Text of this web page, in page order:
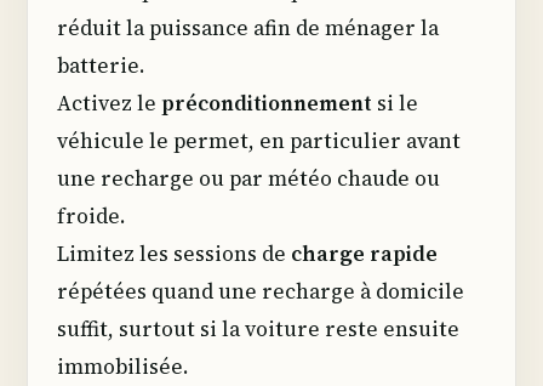
réduit la puissance afin de ménager la
batterie.
Activez le préconditionnement si le
véhicule le permet, en particulier avant
une recharge ou par météo chaude ou
froide.
Limitez les sessions de charge rapide
répétées quand une recharge à domicile
suffit, surtout si la voiture reste ensuite
immobilisée.